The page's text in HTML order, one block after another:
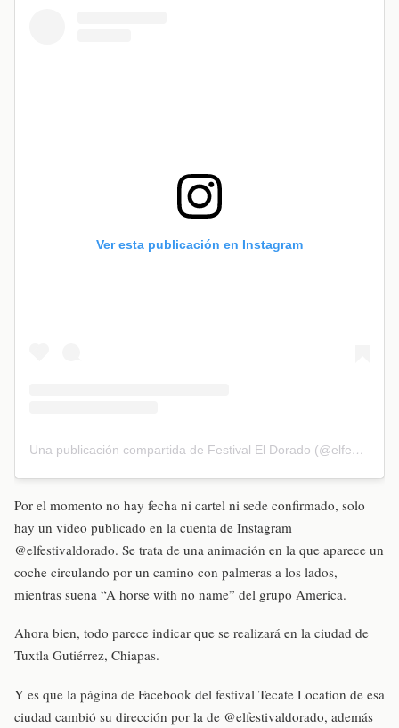
Ver esta publicación en Instagram
Una publicación compartida de Festival El Dorado (@elfestivaldorado)
Por el momento no hay fecha ni cartel ni sede confirmado, solo
hay un video publicado en la cuenta de Instagram
@elfestivaldorado. Se trata de una animación en la que aparece un
coche circulando por un camino con palmeras a los lados,
mientras suena “A horse with no name” del grupo America.
Ahora bien, todo parece indicar que se realizará en la ciudad de
Tuxtla Gutiérrez, Chiapas.
Y es que la página de Facebook del festival Tecate Location de esa
ciudad cambió su dirección por la de @elfestivaldorado, además